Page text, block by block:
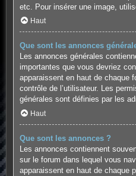
etc. Pour insérer une image,
Haut
Que sont les annonces
Les annonces générales
importantes que vous devriez
apparaissent en haut de chaque
contrôle de l’utilisateur. Les
générales sont définies par les
Haut
Que sont les annonces ?
Les annonces contiennent
sur le forum dans lequel vous
apparaissent en haut de chaque